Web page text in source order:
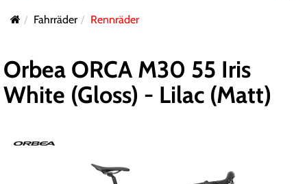
Fahrräder Rennräder
Orbea ORCA M30 55 Iris
White (Gloss) - Lilac (Matt)